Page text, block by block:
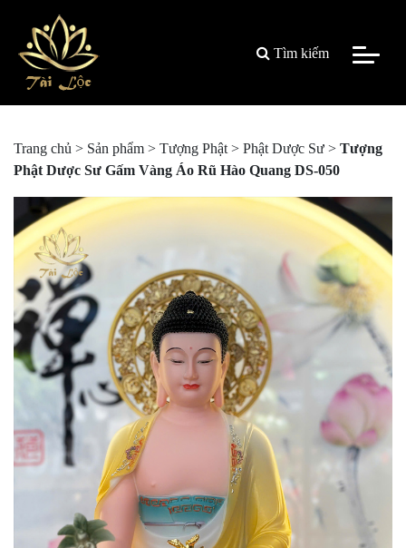
Tìm kiếm
Trang chủ > Sản phẩm > Tượng Phật > Phật Dược Sư > Tượng
Phật Dược Sư Gấm Vàng Áo Rũ Hào Quang DS-050